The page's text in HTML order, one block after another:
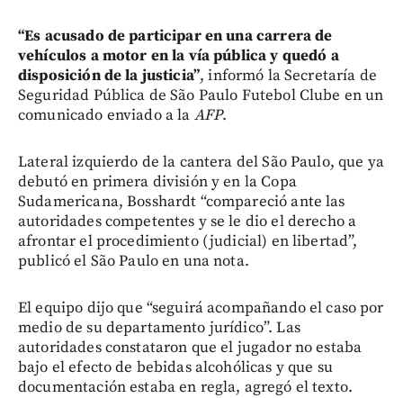
“Es acusado de participar en una carrera de
vehículos a motor en la vía pública y quedó a
disposición de la justicia”, informó la Secretaría de
Seguridad Pública de São Paulo Futebol Clube en un
comunicado enviado a la AFP.
Lateral izquierdo de la cantera del São Paulo, que ya
debutó en primera división y en la Copa
Sudamericana, Bosshardt “compareció ante las
autoridades competentes y se le dio el derecho a
afrontar el procedimiento (judicial) en libertad”,
publicó el São Paulo en una nota.
El equipo dijo que “seguirá acompañando el caso por
medio de su departamento jurídico”. Las
autoridades constataron que el jugador no estaba
bajo el efecto de bebidas alcohólicas y que su
documentación estaba en regla, agregó el texto.